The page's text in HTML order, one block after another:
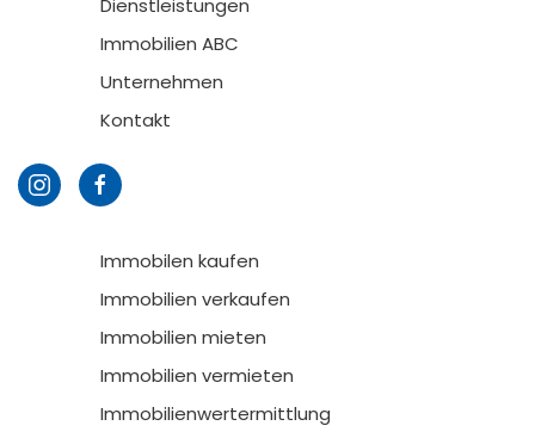
Dienstleistungen
Immobilien ABC
Unternehmen
Kontakt
Immobilen kaufen
Immobilien verkaufen
Immobilien mieten
Immobilien vermieten
Immobilienwertermittlung